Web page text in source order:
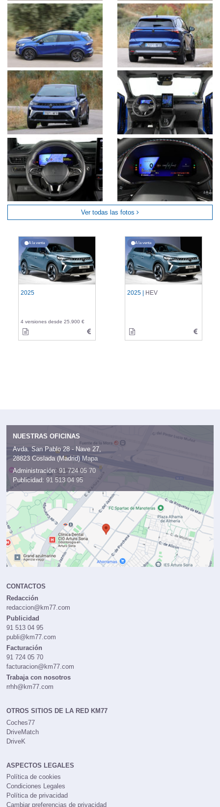
Ver todas las fotos
A la venta
2025
4 versiones desde 25.900 €
A la venta
2025 | HEV
NUESTRAS OFICINAS
Avda. San Pablo 28 - Nave 27,
28823 Coslada (Madrid) Mapa
Administración: 91 724 05 70
Publicidad: 91 513 04 95
CONTACTOS
Redacción
redaccion@km77.com
Publicidad
91 513 04 95
publi@km77.com
Facturación
91 724 05 70
facturacion@km77.com
Trabaja con nosotros
rrhh@km77.com
OTROS SITIOS DE LA RED KM77
Coches77
DriveMatch
DriveK
ASPECTOS LEGALES
Política de cookies
Condiciones Legales
Política de privacidad
Cambiar preferencias de privacidad